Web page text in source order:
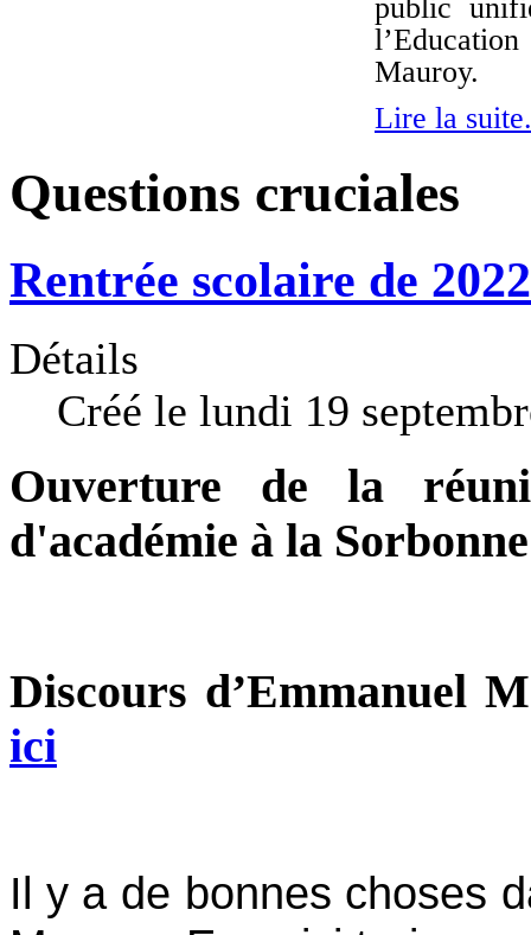
public
Mauroy.
Lire la
Questions cruciales
Rentrée scolaire de
Détails
Créé le lundi 19
Ouverture de la
d'académie à la Sorbonne
Discours d’Emmanuel
ici
Il y a de bonnes choses